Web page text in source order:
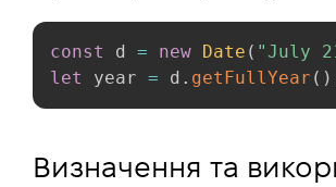
const d = new Date ( "July
let
year = d . getFullYear ( )
Визначення та